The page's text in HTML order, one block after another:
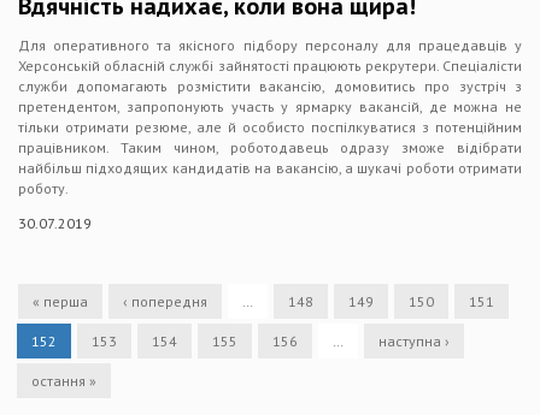
Для оперативного та якісного підбору персоналу для працедавців у
Херсонській обласній службі зайнятості працюють рекрутери. Спеціалісти
служби допомагають розмістити вакансію, домовитись про зустріч з
претендентом, запропонують участь у ярмарку вакансій, де можна не
тільки отримати резюме, але й особисто поспілкуватися з потенційним
працівником. Таким чином, роботодавець одразу зможе відібрати
найбільш підходящих кандидатів на вакансію, а шукачі роботи отримати
роботу.
30.07.2019
« перша ‹ попередня 148 149 150 151
152 153 154 155 156 наступна ›
остання »